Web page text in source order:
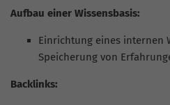
Aufbau einer Wissensbasis:
Einrichtung eines internen
Speicherung von
Backlinks: